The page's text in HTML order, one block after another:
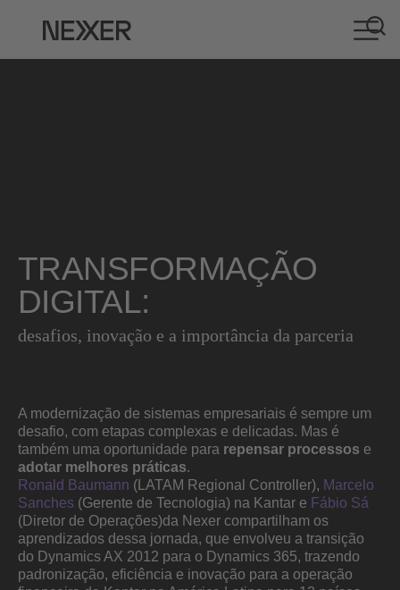
TRANSFORMAÇÃO
DIGITAL:
desafios, inovação e a importância da parceria
A modernização de sistemas empresariais é sempre um
desafio, com etapas complexas e delicadas. Mas é
também uma oportunidade para repensar processos e
adotar melhores práticas.
Ronald Baumann (LATAM Regional Controller), Marcelo
Sanches (Gerente de Tecnologia) na Kantar e Fábio Sá
(Diretor de Operações)da Nexer compartilham os
aprendizados dessa jornada, que envolveu a transição
do Dynamics AX 2012 para o Dynamics 365, trazendo
padronização, eficiência e inovação para a operação